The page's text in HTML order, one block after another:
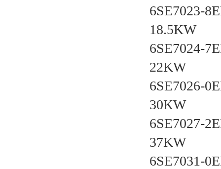
6SE7023-
18.5KW
6SE7024-
22KW
6SE7026-
30KW
6SE7027-
37KW
6SE7031-